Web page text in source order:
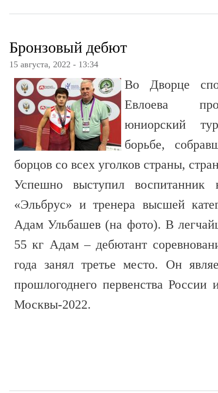
Бронзовый дебют
15 августа, 2022 - 13:34
Во Дворце
Евлоева
юниорский
борьбе,
борцов со всех уголков страны,
Успешно выступил воспитанник
«Эльбрус» и тренера высшей
Адам Ульбашев (на фото). В
55 кг Адам – дебютант
года занял третье место. Он
прошлогоднего первенства России
Москвы-2022.